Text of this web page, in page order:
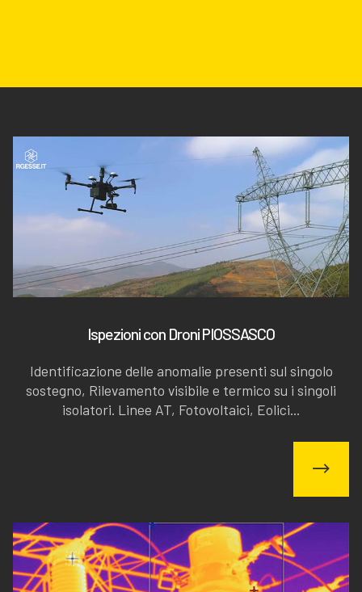
Ispezioni con Droni PIOSSASCO
Identificazione delle anomalie presenti sul singolo
sostegno, Rilevamento visibile e termico su i singoli
isolatori. Linee AT, Fotovoltaici, Eolici...